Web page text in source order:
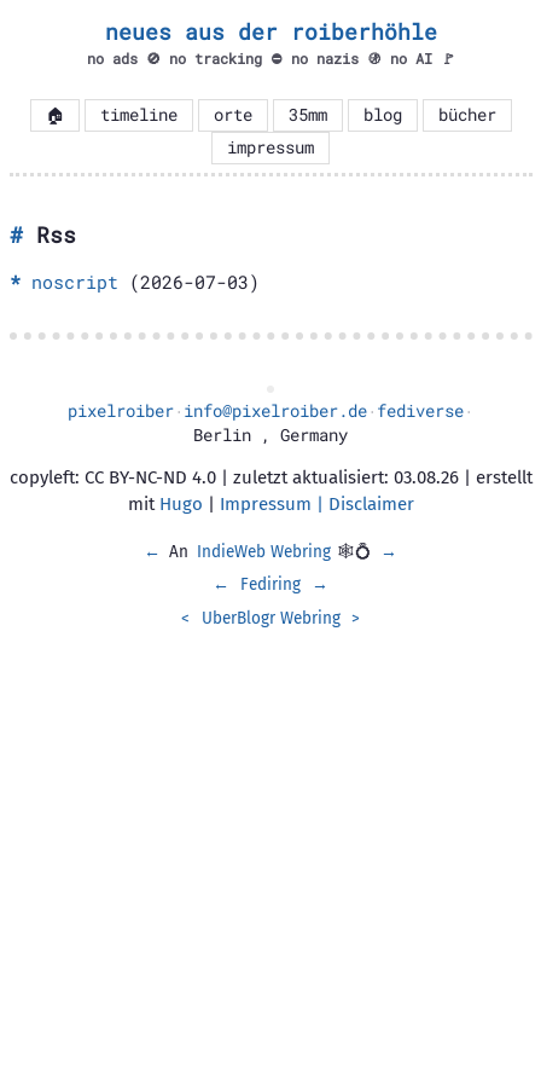
neues aus der roiberhöhle
no ads 🚫 no tracking ⛔ no nazis 🚯 no AI 🚩
🏠 timeline orte 35mm blog
bücher
impressum
Rss
noscript (2026-07-03)
pixelroiber· info@pixelroiber.de· fediverse·
Berlin , Germany
copyleft: CC BY-NC-ND 4.0 | zuletzt aktualisiert: 03.08.26 | erstellt
mit Hugo | Impressum | Disclaimer
← An IndieWeb Webring 🕸💍
→
←
Fediring
→
<
UberBlogr Webring >